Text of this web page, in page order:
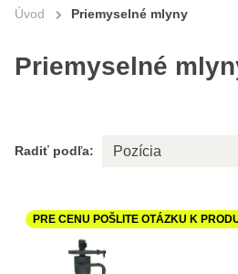
Úvod Priemyselné mlyny
Priemyselné
Radiť podľa:
PRE CENU POŠLITE OTÁZKU K